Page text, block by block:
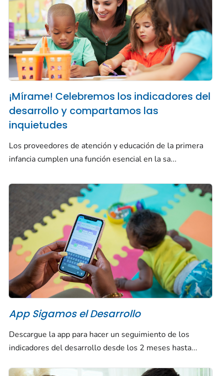
¡Mírame! Celebremos los indicadores del
desarrollo y compartamos las
inquietudes
Los proveedores de atención y educación de la primera
infancia cumplen una función esencial en la sa...
App Sigamos el Desarrollo
Descargue la app para hacer un seguimiento de los
indicadores del desarrollo desde los 2 meses hasta...